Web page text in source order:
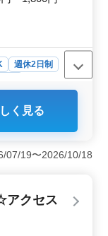
です◎ 皆様のご
週休2日制
フ
県瀬戸市に位
です。地元の
おり、介護職
を提供してい
充実感と安定
きやすいシ
、パート、派
く見る
19〜2026/10/18
アクセス